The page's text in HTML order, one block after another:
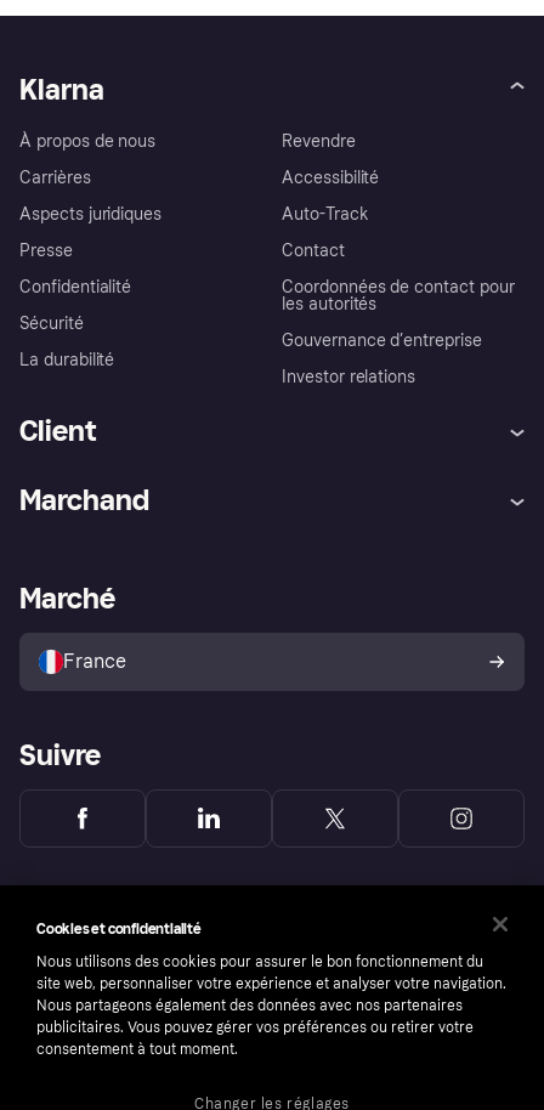
Klarna
À propos de nous
Carrières
Aspects juridiques
Presse
Confidentialité
Sécurité
La durabilité
Revendre
Accessibilité
Auto-Track
Contact
Coordonnées de contact pour
les autorités
Gouvernance d’entreprise
Investor relations
Client
Explorez les magasins
Politique de protection de
l’acheteur Klarna
Marchand
Portail Marchand
Marché
France
Suivre
Cookies et confidentialité
Nous utilisons des cookies pour assurer le bon fonctionnement du
site web, personnaliser votre expérience et analyser votre navigation.
Nous partageons également des données avec nos partenaires
publicitaires. Vous pouvez gérer vos préférences ou retirer votre
consentement à tout moment.
Changer les réglages